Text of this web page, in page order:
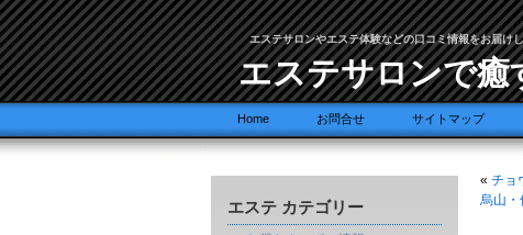
エステサロンやエステ体験などの口コミ情報をお届け
エステサロンで癒
Home お問合せ サイトマップ
エステ カテゴリー
« チョ
烏山・